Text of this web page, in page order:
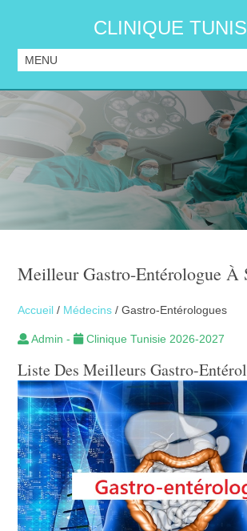
CLINIQUE
Meilleur Gastro-Entérologue À
Accueil / Médecins / Gastro-Entérologues
Admin - Clinique Tunisie 2026-2027
Liste Des Meilleurs Gastro-